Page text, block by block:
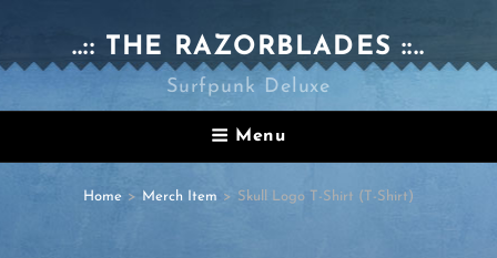
..:: THE RAZORBLADES ::..
Surfpunk Deluxe
Menu
Home > Merch Item > Skull Logo T-Shirt (T-Shirt)